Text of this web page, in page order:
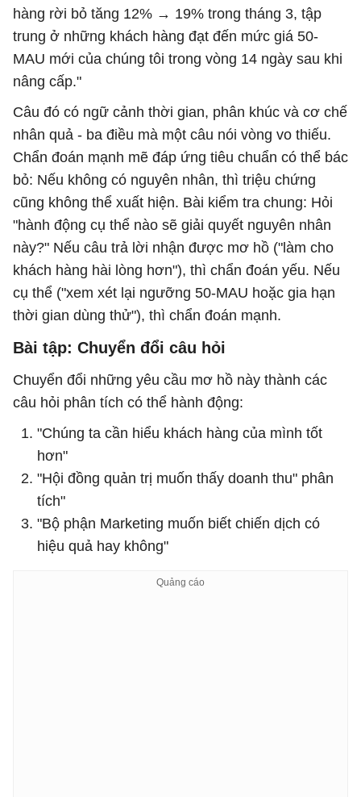
hàng rời bỏ tăng 12% → 19% trong tháng 3, tập
trung ở những khách hàng đạt đến mức giá 50-
MAU mới của chúng tôi trong vòng 14 ngày sau khi
nâng cấp."
Câu đó có ngữ cảnh thời gian, phân khúc và cơ chế
nhân quả - ba điều mà một câu nói vòng vo thiếu.
Chẩn đoán mạnh mẽ đáp ứng tiêu chuẩn có thể bác
bỏ: Nếu không có nguyên nhân, thì triệu chứng
cũng không thể xuất hiện. Bài kiểm tra chung: Hỏi
"hành động cụ thể nào sẽ giải quyết nguyên nhân
này?" Nếu câu trả lời nhận được mơ hồ ("làm cho
khách hàng hài lòng hơn"), thì chẩn đoán yếu. Nếu
cụ thể ("xem xét lại ngưỡng 50-MAU hoặc gia hạn
thời gian dùng thử"), thì chẩn đoán mạnh.
Bài tập: Chuyển đổi câu hỏi
Chuyển đổi những yêu cầu mơ hồ này thành các
câu hỏi phân tích có thể hành động:
"Chúng ta cần hiểu khách hàng của mình tốt
hơn"
"Hội đồng quản trị muốn thấy doanh thu" phân
tích"
"Bộ phận Marketing muốn biết chiến dịch có
hiệu quả hay không"